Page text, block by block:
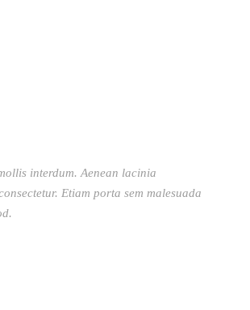
interdum. Aenean lacinia
Etiam porta sem malesuada